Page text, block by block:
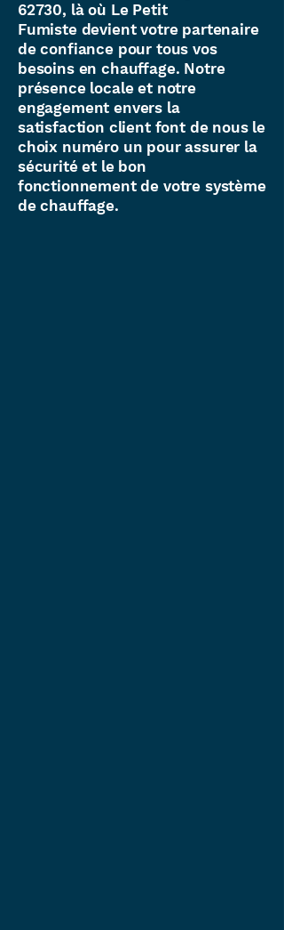
62730, là où Le Petit
Fumiste devient votre partenaire
de confiance pour tous vos
besoins en chauffage. Notre
présence locale et notre
engagement envers la
satisfaction client font de nous le
choix numéro un pour assurer la
sécurité et le bon
fonctionnement de votre système
de chauffage.